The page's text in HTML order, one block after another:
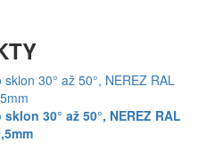
30° až 50°, NEREZ RAL